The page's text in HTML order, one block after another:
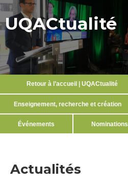
UQACtualité
Retour à l’accueil | UQACtualité
Enseignement, recherche et création
Événements Nominations
Actualités